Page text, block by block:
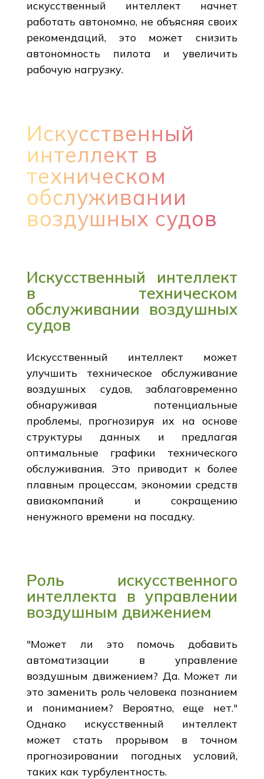
искусственный интеллект начнет
работать автономно, не объясняя своих
рекомендаций, это может снизить
автономность пилота и увеличить
рабочую нагрузку.
Искусственный
интеллект в
техническом
обслуживании
воздушных судов
Искусственный интеллект
в техническом
обслуживании воздушных
судов
Искусственный интеллект может
улучшить техническое обслуживание
воздушных судов, заблаговременно
обнаруживая потенциальные
проблемы, прогнозируя их на основе
структуры данных и предлагая
оптимальные графики технического
обслуживания. Это приводит к более
плавным процессам, экономии средств
авиакомпаний и сокращению
ненужного времени на посадку.
Роль искусственного
интеллекта в управлении
воздушным движением
"Может ли это помочь добавить
автоматизации в управление
воздушным движением? Да. Может ли
это заменить роль человека познанием
и пониманием? Вероятно, еще нет."
Однако искусственный интеллект
может стать прорывом в точном
прогнозировании погодных условий,
таких как турбулентность.